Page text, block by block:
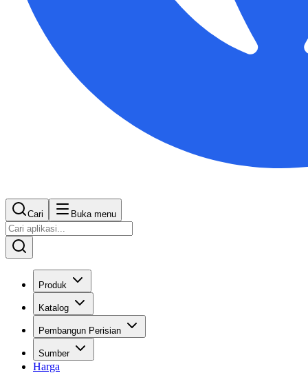
Cari Buka menu
Produk
Katalog
Pembangun Perisian
Sumber
Harga